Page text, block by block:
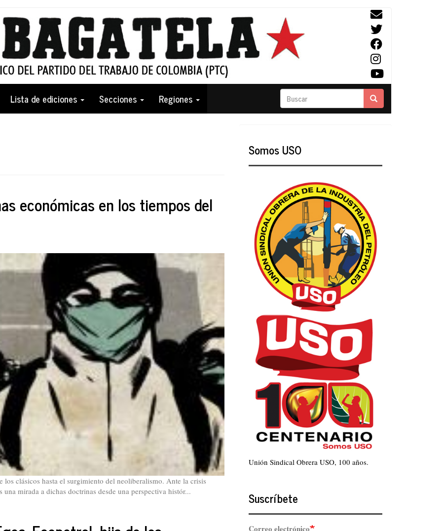
Lista de ediciones Secciones Regiones Buscar Buscar
económicas en los tiempos del
los clásicos hasta el surgimiento del neoliberalismo. Ante la crisis
mirada a dichas doctrinas desde una perspectiva histór...
Somos USO
Unión Sindical Obrera USO, 100 años.
Suscríbete
Correo electrónico